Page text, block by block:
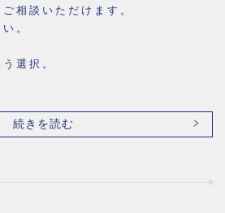
相談いただけます。
。
選択。
続きを読む